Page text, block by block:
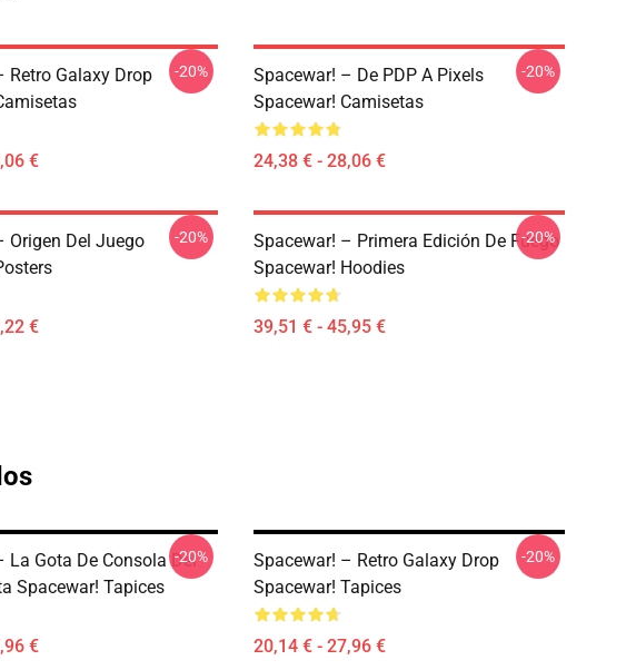
Retro Galaxy Drop
€
-20%
Spacewar! – De PDP A Pixels
Spacewar! Camisetas
24,38 € - 28,06 €
-20%
Origen Del Juego
€
-20%
Spacewar! – Primera Edición De Fuego
Spacewar! Hoodies
39,51 € - 45,95 €
-20%
La Gota De Consola Del
Spacewar! Tapices
€
-20%
Spacewar! – Retro Galaxy Drop
Spacewar! Tapices
20,14 € - 27,96 €
-20%